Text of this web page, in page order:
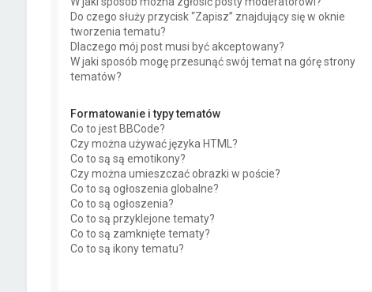
Do czego służy przycisk “Zapisz” znajdujący się w oknie
tworzenia tematu?
Dlaczego mój post musi być akceptowany?
W jaki sposób mogę przesunąć swój temat na górę strony
tematów?
Formatowanie i typy tematów
Co to jest BBCode?
Czy można używać języka HTML?
Co to są są emotikony?
Czy można umieszczać obrazki w poście?
Co to są ogłoszenia globalne?
Co to są ogłoszenia?
Co to są przyklejone tematy?
Co to są zamknięte tematy?
Co to są ikony tematu?